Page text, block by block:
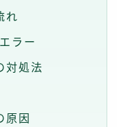
れ
ラー
対処法
原因